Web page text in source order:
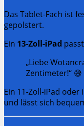
Das Tablet-Fach ist
gepolstert.
Ein 13-Zoll-iPad
„Liebe
Zentimeter!“ 😅
Ein 11-Zoll-iPad
und lässt sich